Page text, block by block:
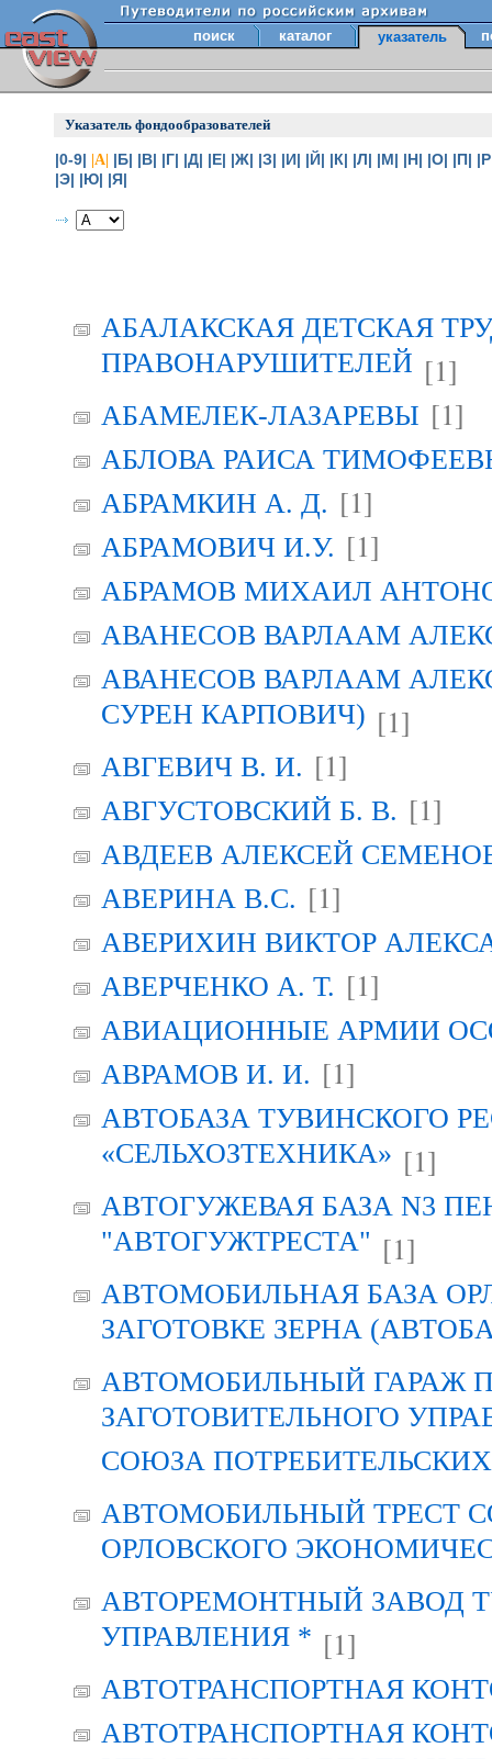
поиск каталог указатель
Указатель фондообразователей
|0-9| |А| |Б| |В| |Г| |Д| |Е| |Ж| |З| |И| |Й| |К| |Л| |М| |Н| |О| |П|
|Э| |Ю| |Я|
АБАЛАКСКАЯ ДЕТСКАЯ
ПРАВОНАРУШИТЕЛЕЙ [1]
АБАМЕЛЕК-ЛАЗАРЕВЫ [1]
АБЛОВА РАИСА
АБРАМКИН А. Д. [1]
АБРАМОВИЧ И.У. [1]
АБРАМОВ МИХАИЛ
АВАНЕСОВ ВАРЛААМ
АВАНЕСОВ ВАРЛААМ
СУРЕН КАРПОВИЧ) [1]
АВГЕВИЧ В. И. [1]
АВГУСТОВСКИЙ Б. В. [1]
АВДЕЕВ АЛЕКСЕЙ
АВЕРИНА B.C. [1]
АВЕРИХИН ВИКТОР
АВЕРЧЕНКО А. Т. [1]
АВИАЦИОННЫЕ АРМИИ
АВРАМОВ И. И. [1]
АВТОБАЗА ТУВИНСКОГО
«СЕЛЬХОЗТЕХНИКА» [1]
АВТОГУЖЕВАЯ БАЗА N3
"АВТОГУЖТРЕСТА" [1]
АВТОМОБИЛЬНАЯ БАЗА
ЗАГОТОВКЕ ЗЕРНА
АВТОМОБИЛЬНЫЙ ГАРАЖ
ЗАГОТОВИТЕЛЬНОГО
СОЮЗА
АВТОМОБИЛЬНЫЙ ТРЕСТ
ОРЛОВСКОГО
АВТОРЕМОНТНЫЙ ЗАВОД
УПРАВЛЕНИЯ * [1]
АВТОТРАНСПОРТНАЯ
АВТОТРАНСПОРТНАЯ